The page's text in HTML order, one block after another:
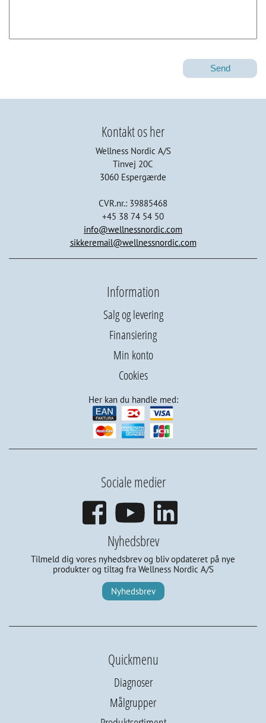
Kontakt os her
Wellness Nordic A/S
Tinvej 20C
3060 Espergærde
CVR.nr.: 39885468
+45 38 74 54 50
info@wellnessnordic.com
sikkeremail@wellnessnordic.com
Information
Salg og levering
Finansiering
Min konto
Cookies
Her kan du handle med:
Sociale medier
Nyhedsbrev
Tilmeld dig vores nyhedsbrev og bliv opdateret på nye
produkter og tiltag fra Wellness Nordic A/S
Nyhedsbrev
Quickmenu
Diagnoser
Målgrupper